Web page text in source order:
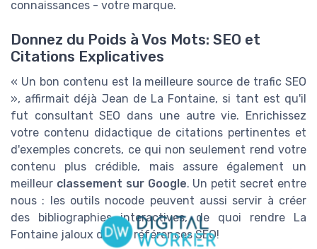
connaissances - votre marque.
Donnez du Poids à Vos Mots: SEO et
Citations Explicatives
« Un bon contenu est la meilleure source de trafic SEO
», affirmait déjà Jean de La Fontaine, si tant est qu'il
fut consultant SEO dans une autre vie. Enrichissez
votre contenu didactique de citations pertinentes et
d'exemples concrets, ce qui non seulement rend votre
contenu plus crédible, mais assure également un
meilleur classement sur Google. Un petit secret entre
nous : les outils nocode peuvent aussi servir à créer
des bibliographies interactives, de quoi rendre La
Fontaine jaloux de vos références SEO!